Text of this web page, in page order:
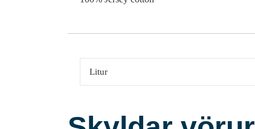
Litur